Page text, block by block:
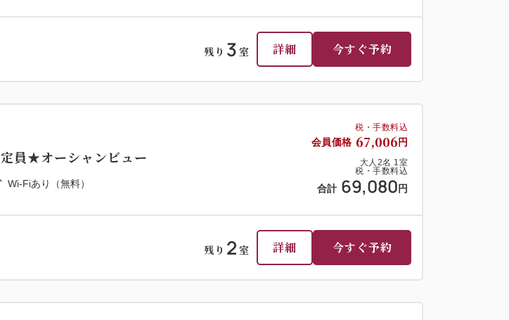
残り 3 室 詳細 今すぐ予約
税・手数料込
会員価格 67,006 円
大人 2名 1室
税・手数料込
合計 69,080 円
員★オーシャンビュー
Wi-Fiあり（無料）
残り 2 室 詳細 今すぐ予約